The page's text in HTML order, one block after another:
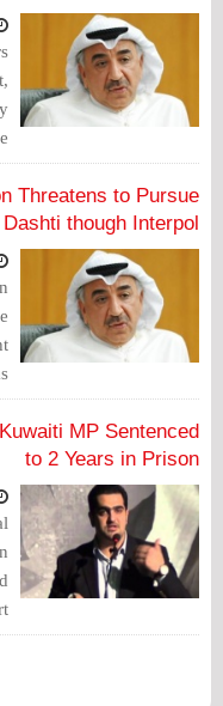
Threatens to Pursue
though Interpol
MP Sentenced
to 2 Years in Prison